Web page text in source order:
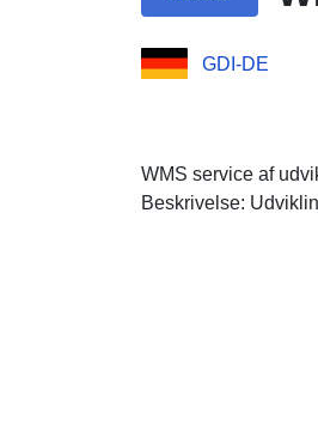
GDI-DE
WMS service af
Beskrivelse: